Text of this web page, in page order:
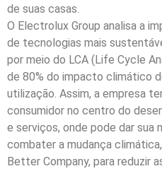
de suas casas.
O Electrolux Group analisa a
de tecnologias mais
por meio do LCA (Life Cycle
de 80% do impacto climático
utilização. Assim, a empresa
consumidor no centro do
e serviços, onde pode dar sua
combater a mudança
Better Company, para reduzir